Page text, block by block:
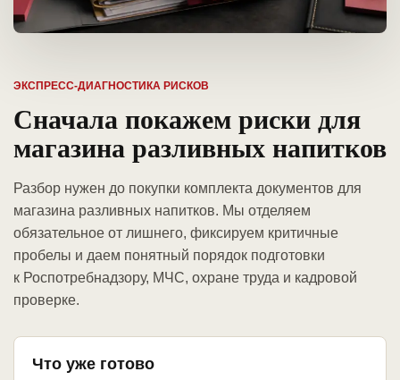
ЭКСПРЕСС-ДИАГНОСТИКА РИСКОВ
Сначала покажем риски для
магазина разливных напитков
Разбор нужен до покупки комплекта документов для
магазина разливных напитков. Мы отделяем
обязательное от лишнего, фиксируем критичные
пробелы и даем понятный порядок подготовки
к Роспотребнадзору, МЧС, охране труда и кадровой
проверке.
Что уже готово